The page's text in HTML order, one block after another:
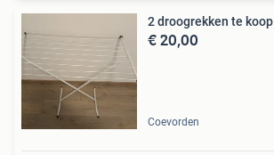
2 droogrekken te koop
€ 20,00
Coevorden